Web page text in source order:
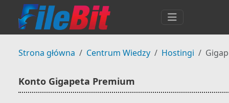
Strona główna Centrum Wiedzy Hostingi
Konto Gigapeta Premium